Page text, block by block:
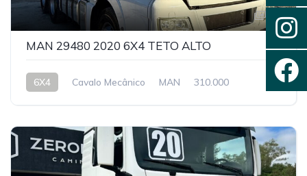
15
MAN 29480 2020 6X4 TETO ALTO
6X4 Cavalo Mecânico MAN 310.000